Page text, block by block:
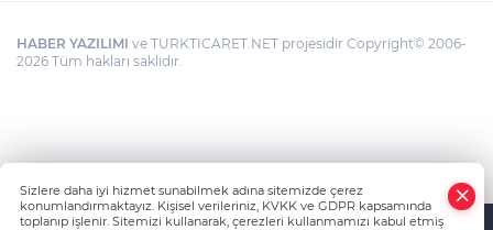
HABER YAZILIMI ve TURKTICARET.NET projesidir Copyright© 2006-
2026 Tüm hakları saklıdır.
Sizlere daha iyi hizmet sunabilmek adına sitemizde çerez
konumlandırmaktayız. Kişisel verileriniz, KVKK ve GDPR kapsamında
toplanıp işlenir. Sitemizi kullanarak, çerezleri kullanmamızı kabul etmiş